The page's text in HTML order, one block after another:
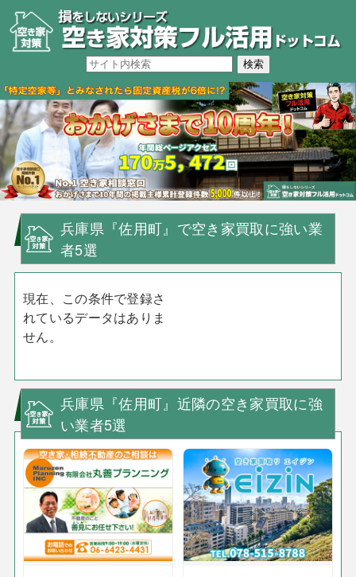
兵庫県『佐用町』で空き家買取に強い業
者5選
現在、この条件で登録さ
れているデータはありま
せん。
兵庫県『佐用町』近隣の空き家買取に強
い業者5選